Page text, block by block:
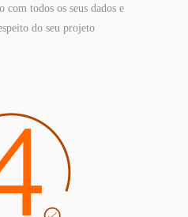
com todos os seus dados e
do seu projeto